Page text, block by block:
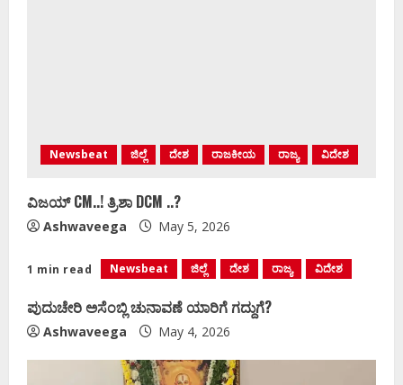
Newsbeat ಜಿಲ್ಲೆ ದೇಶ ರಾಜಕೀಯ ರಾಜ್ಯ ವಿದೇಶ
ವಿಜಯ್‌ CM..! ತ್ರಿಶಾ DCM ..?
Ashwaveega May 5, 2026
1 min read Newsbeat ಜಿಲ್ಲೆ ದೇಶ ರಾಜ್ಯ ವಿದೇಶ
ಪುದುಚೇರಿ ಅಸೆಂಬ್ಲಿ ಚುನಾವಣೆ ಯಾರಿಗೆ ಗದ್ದುಗೆ?
Ashwaveega May 4, 2026